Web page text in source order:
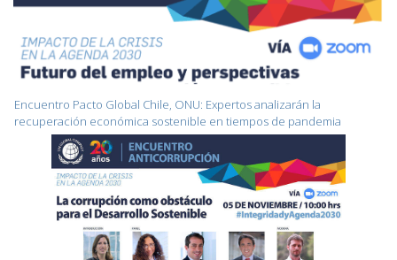
Encuentro Pacto Global Chile, ONU: Expertos analizarán la
recuperación económica sostenible en tiempos de pandemia